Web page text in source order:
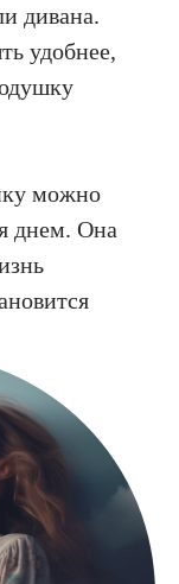
дивана.
удобнее,
можно
днем. Она